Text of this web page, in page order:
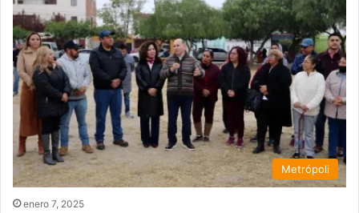
Metrópoli
enero 7, 2025